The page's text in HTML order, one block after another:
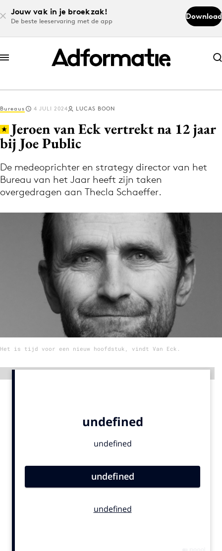
Jouw vak in je broekzak!
De beste leeservaring met de app
Download
Abonneer nu
Abonneer nu
Log in
Volg het laatste nieuws via de Adformatie
Nieuws app
9 sept: GenAI-training
12 nov: MarketingLive!
Events
Vacatures
Campagnes
Bureaus 4 JULI 2024 LUCAS BOON
Jeroen van Eck vertrekt na 12 jaar
bij Joe Public
De medeoprichter en strategy director van het
Bureau van het Jaar heeft zijn taken
overgedragen aan Thecla Schaeffer.
Het is tijd voor een nieuw hoofdstuk, vindt Van Eck.